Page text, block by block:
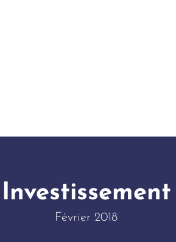
Investissement
Février 2018